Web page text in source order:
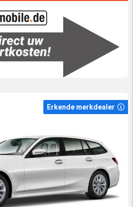
Erkende merkdealer